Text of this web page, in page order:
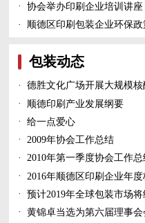
·
协会举办印刷企业培训讲座
·
顺德区印刷包装企业环保政
包装动态
·
德胜文化广场开展大规模
·
顺德印刷产业发展纲要
·
给一点爱心
·
2009年协会工作总结
·
2010年第一季度协会工作总
·
2016年顺德区印刷企业年
·
预计2019年全球包装市场
·
黄锦卓当选为第六届理事会